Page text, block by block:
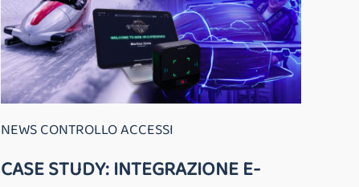
NEWS CONTROLLO ACCESSI
CASE STUDY: INTEGRAZIONE E-